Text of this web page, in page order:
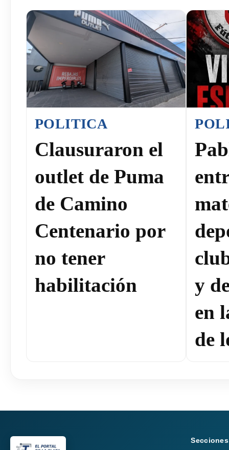
POLITICA
Clausuraron el
outlet de Puma
de Camino
Centenario por
no tener
habilitación
y
en
de
Secciones